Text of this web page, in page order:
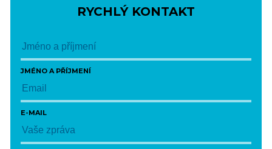
RYCHLÝ KONTAKT
JMÉNO A PŘÍJMENÍ
E-MAIL